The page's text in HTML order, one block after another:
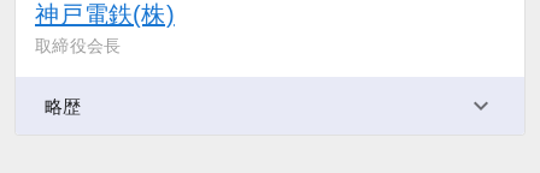
神戸電鉄(株)
取締役会長
略歴